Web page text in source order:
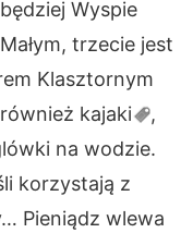
Wyspie
trzecie jest
Klasztornym
kajaki
,
na wodzie.
korzystają z
Pieniądz wlewa